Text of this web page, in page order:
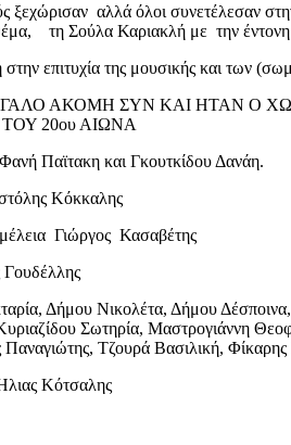
ξεχώρισαν αλλά όλοι συνετέλεσαν
τη Σούλα Καριακλή με την
επιτυχία της μουσικής και των
ΑΚΟΜΗ ΣΥΝ ΚΑΙ ΗΤΑΝ Ο
20ου ΑΙΩΝΑ
Παϊτακη και Γκουτκίδου Δανάη.
Κόκκαλης
Γιώργος Κασαβέτης
Δήμου Νικολέτα, Δήμου Δέσποινα,
Σωτηρία, Μαστρογιάννη
Παναγιώτης, Τζουρά Βασιλική,